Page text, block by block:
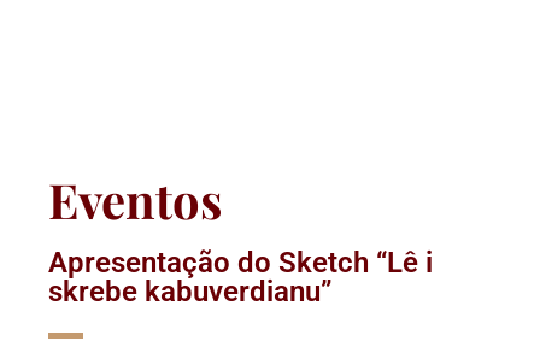
Eventos
Apresentação do Sketch “Lê i
skrebe kabuverdianu”